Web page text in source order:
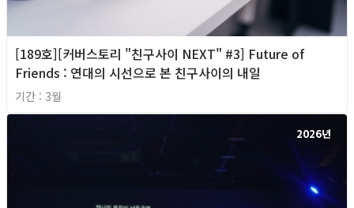
[189호][커버스토리 "친구사이 NEXT" #3] Future of
Friends : 연대의 시선으로 본 친구사이의 내일
기간 : 3월
2026년